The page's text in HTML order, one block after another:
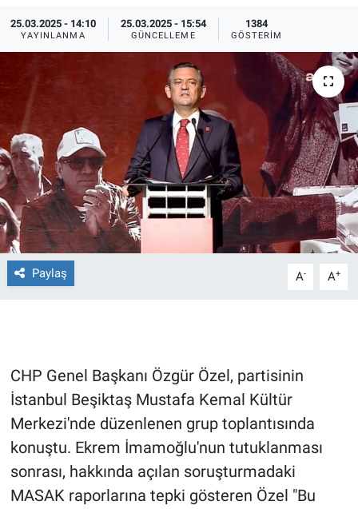
25.03.2025 - 14:10
YAYINLANMA
25.03.2025 - 15:54
GÜNCELLEME
1384
GÖSTERIM
Paylaş A- A+
CHP Genel Başkanı Özgür Özel, partisinin
İstanbul Beşiktaş Mustafa Kemal Kültür
Merkezi'nde düzenlenen grup toplantısında
konuştu. Ekrem İmamoğlu'nun tutuklanması
sonrası, hakkında açılan soruşturmadaki
MASAK raporlarına tepki gösteren Özel "Bu
Forum
Gün Bitiyor
Gün Ortası
Gündem Özel
Günün görüntüsü
Kimdir
Koronavirüs
Kültür Sanat